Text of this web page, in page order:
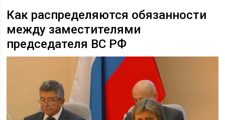
Как распределяются обязанности
между заместителями
председателя ВС РФ